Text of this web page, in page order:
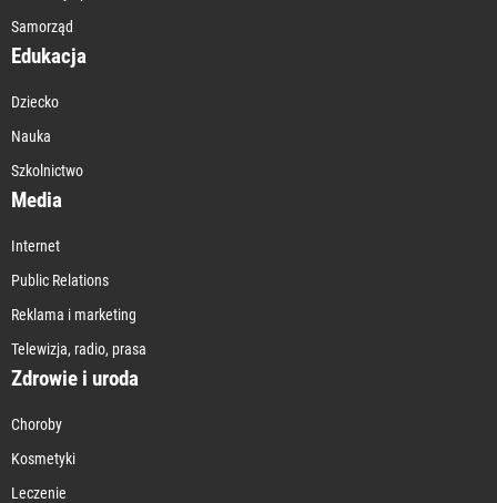
Samorząd
Edukacja
Dziecko
Nauka
Szkolnictwo
Media
Internet
Public Relations
Reklama i marketing
Telewizja, radio, prasa
Zdrowie i uroda
Choroby
Kosmetyki
Leczenie